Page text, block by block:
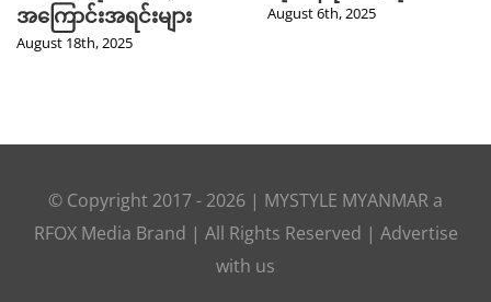
အကြောင်းအရင်းများ
August 18th, 2025
August 6th, 2025
© Copyright 2017 - 2026 | MYSTYLE MYANMAR a
RFOX Media Brand | All Rights Reserved | Advertise
with us